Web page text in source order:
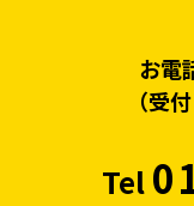
お電
（受
Tel